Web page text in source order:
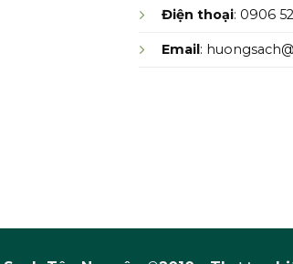
Điện thoại: 0906
Email: